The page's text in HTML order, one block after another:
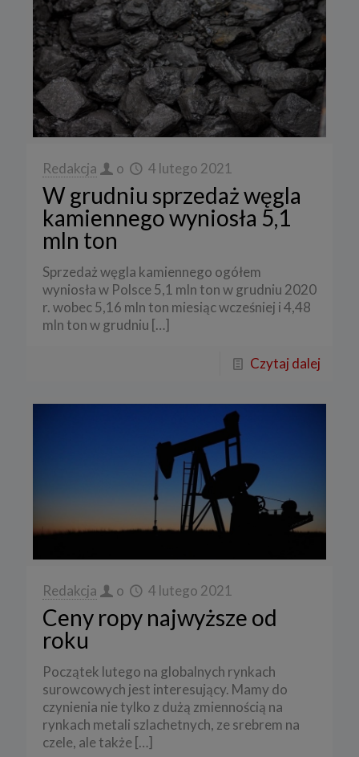
Redakcja o 4 lutego 2021
W grudniu sprzedaż węgla
kamiennego wyniosła 5,1
mln ton
Sprzedaż węgla kamiennego ogółem
wyniosła w Polsce 5,1 mln ton w grudniu 2020
r. wobec 5,16 mln ton miesiąc wcześniej i 4,48
mln ton w grudniu […]
Czytaj dalej
Redakcja o 4 lutego 2021
Ceny ropy najwyższe od
roku
Początek lutego na globalnych rynkach
surowcowych jest interesujący. Mamy do
czynienia nie tylko z dużą zmiennością na
rynkach metali szlachetnych, ze srebrem na
czele, ale także[…]